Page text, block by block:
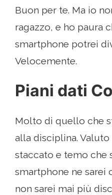
Buon per te. Ma io
ragazzo, e ho paura
smartphone potrei
Velocemente.
Piani dati
Molto di quello che
alla disciplina.
staccato e temo che
smartphone ne sarei
non sarei mai più